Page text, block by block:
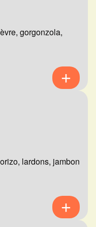
gorgonzola,
lardons, jambon